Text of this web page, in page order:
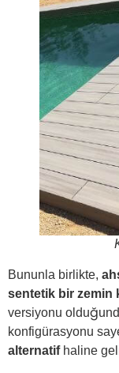
Bununla birlikte,
sentetik bir zemin
versiyonu
konfigürasyonu
alternatifhaline